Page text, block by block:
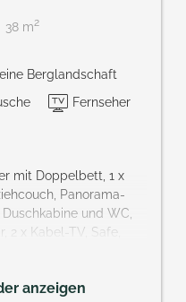
38 m2
Berglandschaft
Fernseher
mit Doppelbett, 1 x
Panorama-
und WC,
2 x Kabel-TV, Safe,
die getrennt
anzeigen